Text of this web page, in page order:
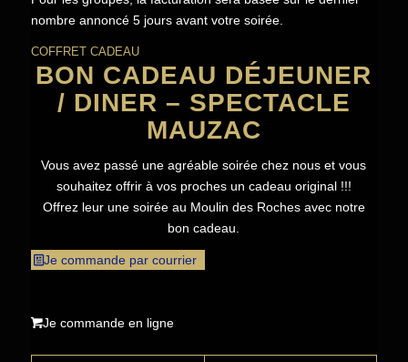
nombre annoncé 5 jours avant votre soirée.
COFFRET CADEAU
BON CADEAU DÉJEUNER
/ DINER – SPECTACLE
MAUZAC
Vous avez passé une agréable soirée chez nous et vous
souhaitez offrir à vos proches un cadeau original !!!
Offrez leur une soirée au Moulin des Roches avec notre
bon cadeau.
Je commande par courrier
Je commande en ligne